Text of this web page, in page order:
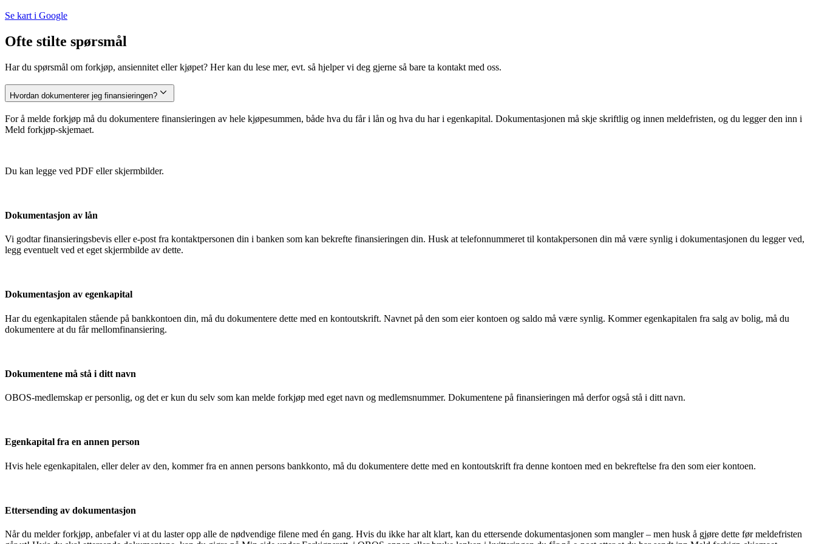
Se kart i Google
Ofte stilte spørsmål
Har du spørsmål om forkjøp, ansiennitet eller kjøpet? Her kan du lese mer, evt. så hjelper vi deg gjerne så bare ta kontakt med oss.
Hvordan dokumenterer jeg finansieringen?
For å melde forkjøp må du dokumentere finansieringen av hele kjøpesummen, både hva du får i lån og hva du har i egenkapital. Dokumentasjonen må skje skriftlig og innen meldefristen, og du legger den inn i
Meld forkjøp-skjemaet.
Du kan legge ved PDF eller skjermbilder.
Dokumentasjon av lån
Vi godtar finansieringsbevis eller e-post fra kontaktpersonen din i banken som kan bekrefte finansieringen din. Husk at telefonnummeret til kontakpersonen din må være synlig i dokumentasjonen du legger ved,
legg eventuelt ved et eget skjermbilde av dette.
Dokumentasjon av egenkapital
Har du egenkapitalen stående på bankkontoen din, må du dokumentere dette med en kontoutskrift. Navnet på den som eier kontoen og saldo må være synlig. Kommer egenkapitalen fra salg av bolig, må du
dokumentere at du får mellomfinansiering.
Dokumentene må stå i ditt navn
OBOS-medlemskap er personlig, og det er kun du selv som kan melde forkjøp med eget navn og medlemsnummer. Dokumentene på finansieringen må derfor også stå i ditt navn.
Egenkapital fra en annen person
Hvis hele egenkapitalen, eller deler av den, kommer fra en annen persons bankkonto, må du dokumentere dette med en kontoutskrift fra denne kontoen med en bekreftelse fra den som eier kontoen.
Ettersending av dokumentasjon
Når du melder forkjøp, anbefaler vi at du laster opp alle de nødvendige filene med én gang. Hvis du ikke har alt klart, kan du ettersende dokumentasjonen som mangler – men husk å gjøre dette før meldefristen